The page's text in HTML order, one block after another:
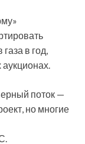
в год,
поток —
но многие